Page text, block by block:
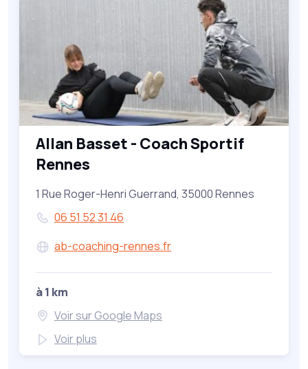
Allan Basset - Coach Sportif
Rennes
1 Rue Roger-Henri Guerrand, 35000 Rennes
06 51 52 31 46
ab-coaching-rennes.fr
à 1 km
Voir sur Google Maps
Voir plus